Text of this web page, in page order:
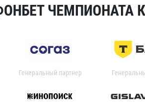
ЧЕМПИОНАТА
Генеральный партнер